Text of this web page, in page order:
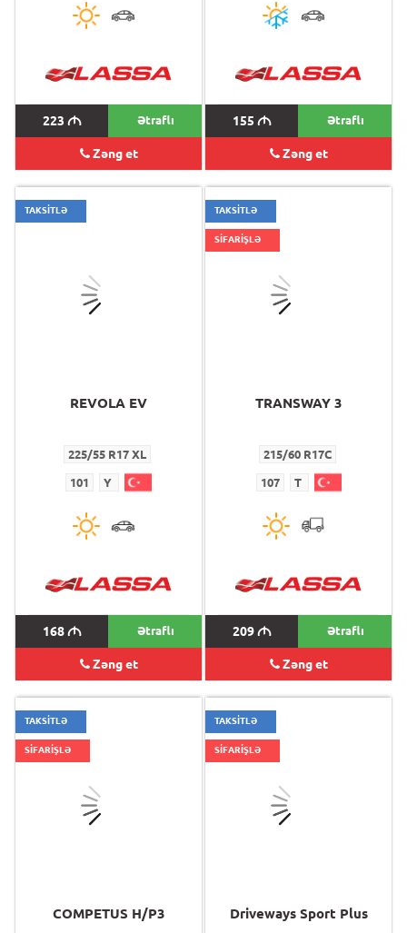
223 M Ətraflı
Zəng et
155 M Ətraflı
Zəng et
TAKSİTLƏ
REVOLA EV
225/55 R17 XL
101 Y
168M Ətraflı
Zəng et
TAKSİTLƏ
SİFARİŞLƏ
TRANSWAY 3
215/60 R17C
107 T
209M Ətraflı
Zəng et
TAKSİTLƏ
SİFARİŞLƏ
COMPETUS H/P3
TAKSİTLƏ
SİFARİŞLƏ
Driveways Sport Plus